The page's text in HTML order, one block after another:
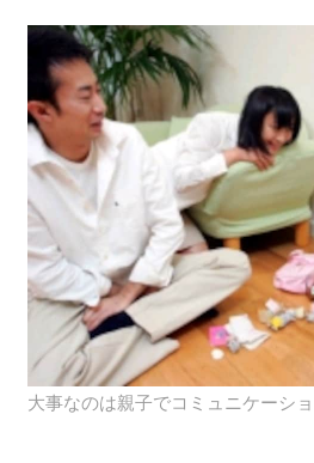
大事なのは親子でコミュニケーシ